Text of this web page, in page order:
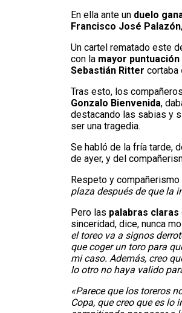
En ella ante un duelo
Francisco José Palazón,
Un cartel rematado este
con la mayor
Sebastián Ritter cortaba
Tras esto, los
Gonzalo Bienvenida,
destacando las sabias y
ser una tragedia.
Se habló de la fría tarde,
de ayer, y del
Respeto y
plaza después de que la
Pero las palabras claras
sinceridad, dice, nunca
el toreo va a signos
que coger un toro para
mi caso. Además, creo
lo otro no haya valido
«Parece que los toreros
Copa, que creo que es lo